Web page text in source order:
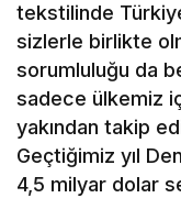
tekstilinde
sizlerle birlikte
sorumluluğu da
sadece ülkemiz
yakından takip
Geçtiğimiz yıl
4,5 milyar dolar